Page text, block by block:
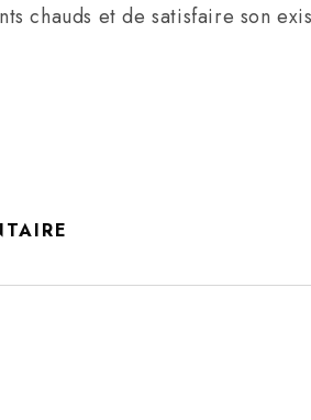
chauds et de satisfaire son